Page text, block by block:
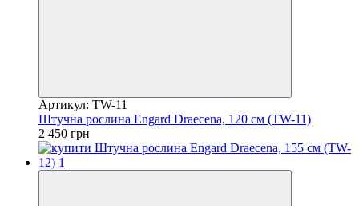
Артикул: TW-11
Штучна рослина Engard Draecena, 120 см (TW-11)
2 450 грн